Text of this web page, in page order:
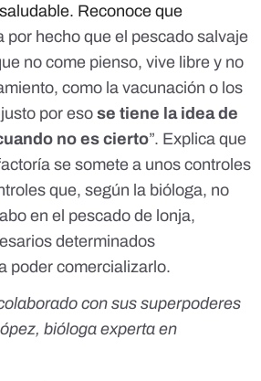
Reconoce que
por hecho que el pescado salvaje
no come pienso, vive libre y no
como la vacunación o los
por eso se tiene la idea de
no es cierto”. Explica que
se somete a unos controles
que, según la bióloga, no
en el pescado de lonja,
determinados
poder comercializarlo.
con sus superpoderes
bióloga experta en